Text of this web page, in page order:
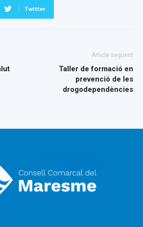
Twitter
Article següent
Taller de formació en
prevenció de les
drogodependències